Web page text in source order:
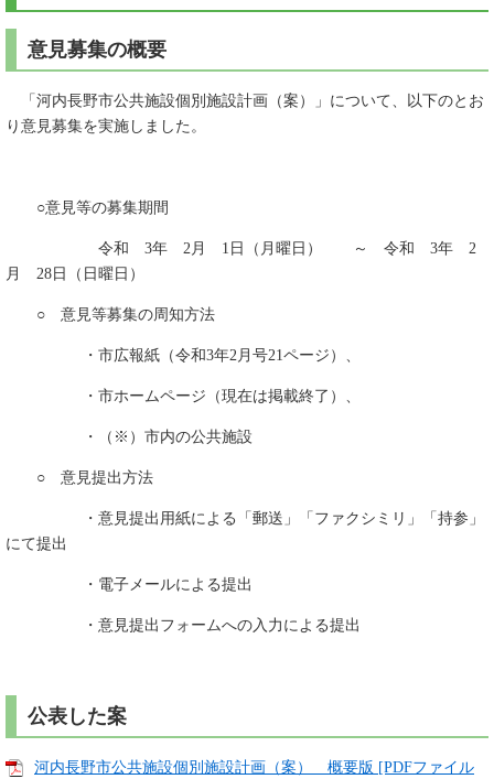
意見募集の概要
「河内長野市公共施設個別施設計画（案）」について、以下のとお
り意見募集を実施しました。
○意見等の募集期間
令和 3年 2月 1日（月曜日） ～ 令和 3年 2
月 28日（日曜日）
○ 意見等募集の周知方法
・市広報紙（令和3年2月号21ページ）、
・市ホームページ（現在は掲載終了）、
・（※）市内の公共施設
○ 意見提出方法
・意見提出用紙による「郵送」「ファクシミリ」「持参」
にて提出
・電子メールによる提出
・意見提出フォームへの入力による提出
公表した案
河内長野市公共施設個別施設計画（案） 概要版 [PDFファイル